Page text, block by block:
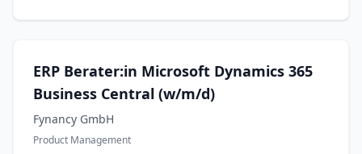
ERP Berater:in Microsoft Dynamics 365
Business Central (w/m/d)
Fynancy GmbH
Product Management